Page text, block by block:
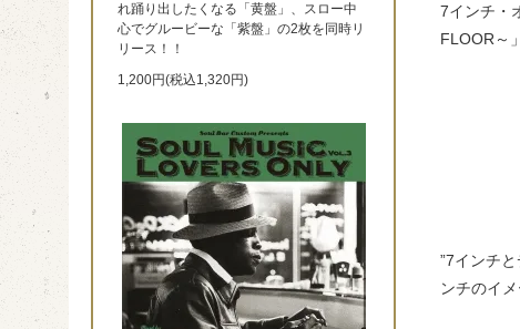
7インチ・
FLOOR～
”7インチ
ンチのイ
れ踊り出したくなる「黄盤」、スロー中
心でグルービーな「紫盤」の2枚を同時リ
リース！！
1,200円(税込1,320円)